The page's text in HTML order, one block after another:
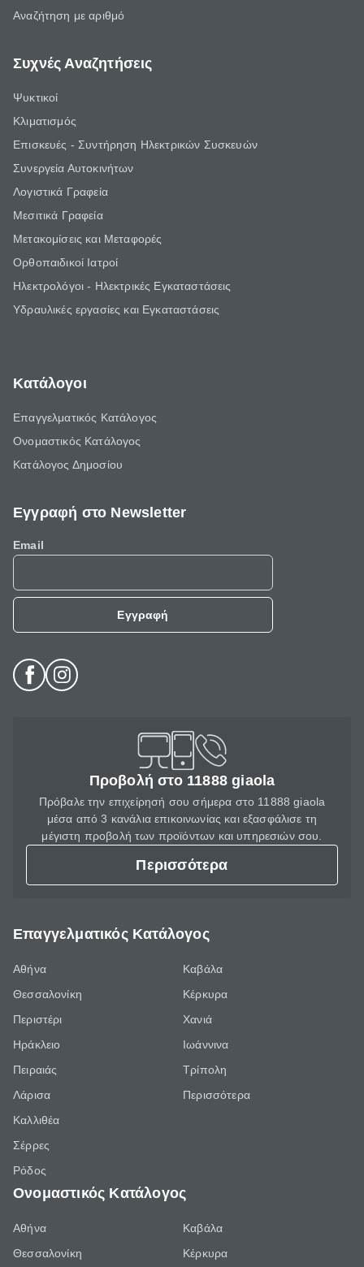
Αναζήτηση με αριθμό
Συχνές Αναζητήσεις
Ψυκτικοί
Κλιματισμός
Επισκευές - Συντήρηση Ηλεκτρικών Συσκευών
Συνεργεία Αυτοκινήτων
Λογιστικά Γραφεία
Μεσιτικά Γραφεία
Μετακομίσεις και Μεταφορές
Ορθοπαιδικοί Ιατροί
Ηλεκτρολόγοι - Ηλεκτρικές Εγκαταστάσεις
Υδραυλικές εργασίες και Εγκαταστάσεις
Κατάλογοι
Επαγγελματικός Κατάλογος
Ονομαστικός Κατάλογος
Κατάλογος Δημοσίου
Εγγραφή στο Newsletter
Email
Εγγραφή
Προβολή στο 11888 giaola
Πρόβαλε την επιχείρησή σου σήμερα στο 11888 giaola
μέσα από 3 κανάλια επικοινωνίας και εξασφάλισε τη
μέγιστη προβολή των προϊόντων και υπηρεσιών σου.
Περισσότερα
Επαγγελματικός Κατάλογος
Αθήνα
Θεσσαλονίκη
Περιστέρι
Ηράκλειο
Πειραιάς
Λάρισα
Καλλιθέα
Σέρρες
Ρόδος
Καβάλα
Κέρκυρα
Χανιά
Ιωάννινα
Τρίπολη
Περισσότερα
Ονομαστικός Κατάλογος
Αθήνα
Θεσσαλονίκη
Καβάλα
Κέρκυρα